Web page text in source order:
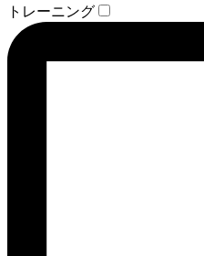
トレーニング